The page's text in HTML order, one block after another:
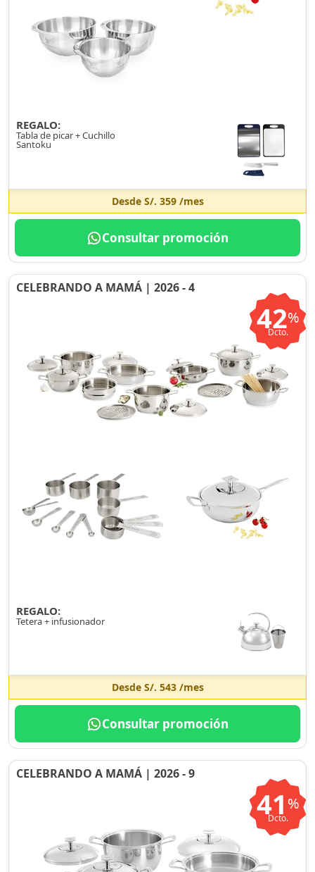
REGALO:
Tabla de picar + Cuchillo
Santoku
Desde S/. 359/mes
Consultar promoción
CELEBRANDO A MAMÁ | 2026 - 4
42%
Dcto.
REGALO:
Tetera + infusionador
Desde S/. 543/mes
Consultar promoción
CELEBRANDO A MAMÁ | 2026 - 9
41 %
Dcto.